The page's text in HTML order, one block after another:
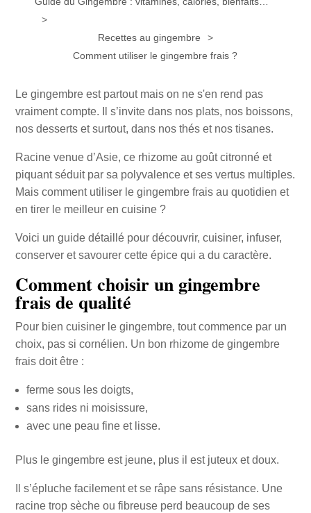
Recettes au gingembre
Comment utiliser le gingembre frais ?
Le gingembre est partout mais on ne s'en rend pas
vraiment compte. Il s’invite dans nos plats, nos boissons,
nos desserts et surtout, dans nos thés et nos tisanes.
Racine venue d’Asie, ce rhizome au goût citronné et
piquant séduit par sa polyvalence et ses vertus multiples.
Mais comment utiliser le gingembre frais au quotidien et
en tirer le meilleur en cuisine ?
Voici un guide détaillé pour découvrir, cuisiner, infuser,
conserver et savourer cette épice qui a du caractère.
Comment choisir un gingembre
frais de qualité
Pour bien cuisiner le gingembre, tout commence par un
choix, pas si cornélien. Un bon rhizome de gingembre
frais doit être :
ferme sous les doigts,
sans rides ni moisissure,
avec une peau fine et lisse.
Plus le gingembre est jeune, plus il est juteux et doux.
Il s’épluche facilement et se râpe sans résistance. Une
racine trop sèche ou fibreuse perd beaucoup de ses